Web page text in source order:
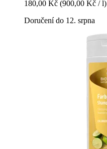
180,00 Kč (900,00 Kč / l)
Doručení do 12. srpna